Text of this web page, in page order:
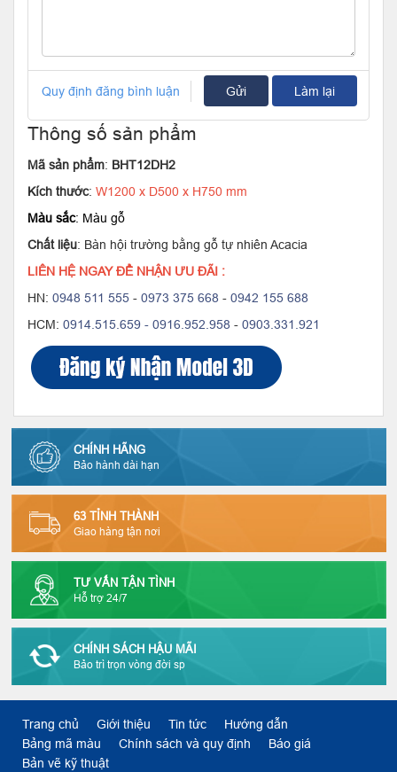
Quy định đăng bình luận Gửi Làm lại
Thông số sản phẩm
Mã sản phẩm: BHT12DH2
Kích thước: W1200 x D500 x H750 mm
Màu sắc: Màu gỗ
Chất liệu: Bàn hội trường bằng gỗ tự nhiên Acacia
LIÊN HỆ NGAY ĐỂ NHẬN ƯU ĐÃI :
HN: 0948 511 555 - 0973 375 668 - 0942 155 688
HCM: 0914.515.659 - 0916.952.958 - 0903.331.921
CHÍNH HÃNG
Bảo hành dài hạn
63 TỈNH THÀNH
Giao hàng tận nơi
TƯ VẤN TẬN TÌNH
Hỗ trợ 24/7
CHÍNH SÁCH HẬU MÃI
Bảo trì trọn vòng đời sp
Trang chủ Giới thiệu Tin tức
Hướng dẫn
Bảng mã màu
Chính sách và quy định
Báo giá
Bản vẽ kỹ thuật